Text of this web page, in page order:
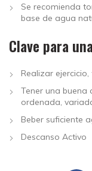
Se recomienda
base de agua
Clave para
Realizar
Tener una buena
ordenada,
Beber suficiente
Descanso Activo